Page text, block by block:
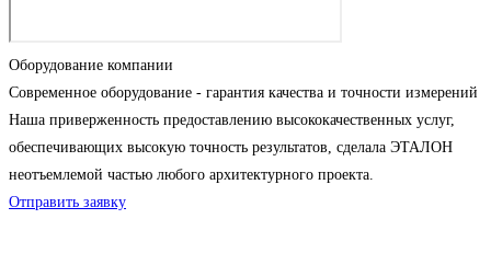
Оборудование компании
Современное оборудование - гарантия качества и точности измерений
Наша приверженность предоставлению высококачественных услуг,
обеспечивающих высокую точность результатов, сделала ЭТАЛОН
неотъемлемой частью любого архитектурного проекта.
Отправить заявку